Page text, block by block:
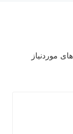
موردنیاز